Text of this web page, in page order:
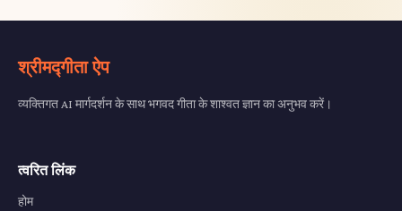
श्रीमद्गीता ऐप
व्यक्तिगत AI मार्गदर्शन के साथ भगवद गीता के शाश्वत ज्ञान का अनुभव करें।
त्वरित लिंक
होम